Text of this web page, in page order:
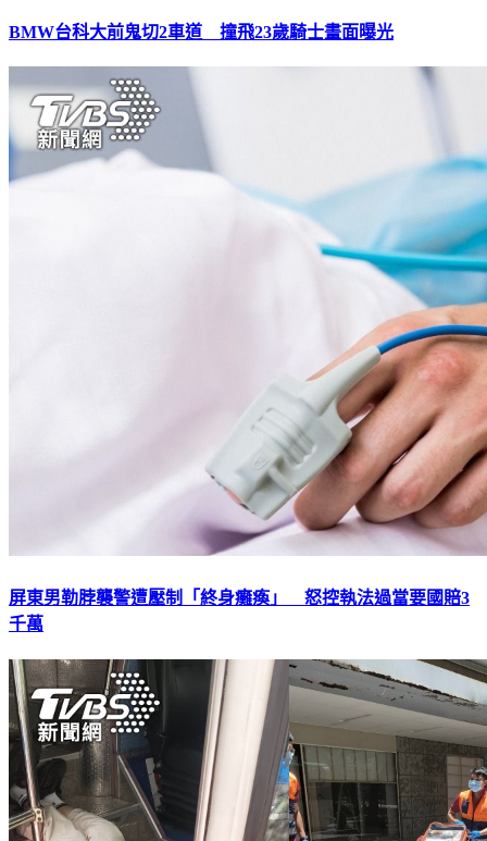
BMW台科大前鬼切2車道 撞飛23歲騎士畫面曝光
屏東男勒脖襲警遭壓制「終身癱瘓」 怒控執法過當要國賠3
千萬